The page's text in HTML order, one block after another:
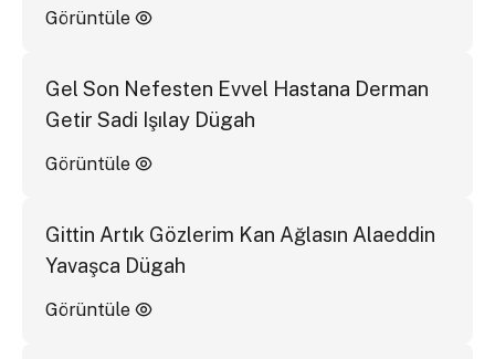
Görüntüle
Gel Son Nefesten Evvel Hastana Derman
Getir Sadi Işılay Dügah
Görüntüle
Gittin Artık Gözlerim Kan Ağlasın Alaeddin
Yavaşca Dügah
Görüntüle